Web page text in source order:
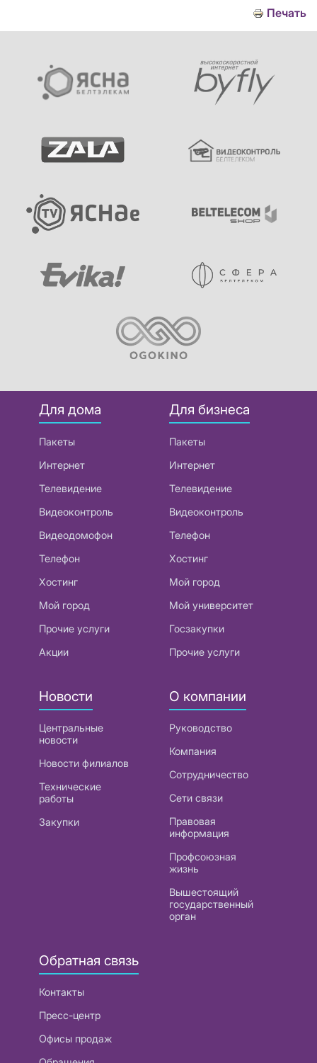
Печать
Для дома
Пакеты
Интернет
Телевидение
Видеоконтроль
Видеодомофон
Телефон
Хостинг
Мой город
Прочие услуги
Акции
Для бизнеса
Пакеты
Интернет
Телевидение
Видеоконтроль
Телефон
Хостинг
Мой город
Мой университет
Госзакупки
Прочие услуги
Новости
Центральные
новости
Новости филиалов
Технические
работы
Закупки
О компании
Руководство
Компания
Сотрудничество
Сети связи
Правовая
информация
Профсоюзная
жизнь
Вышестоящий
государственный
орган
Обратная связь
Контакты
Пресс-центр
Офисы продаж